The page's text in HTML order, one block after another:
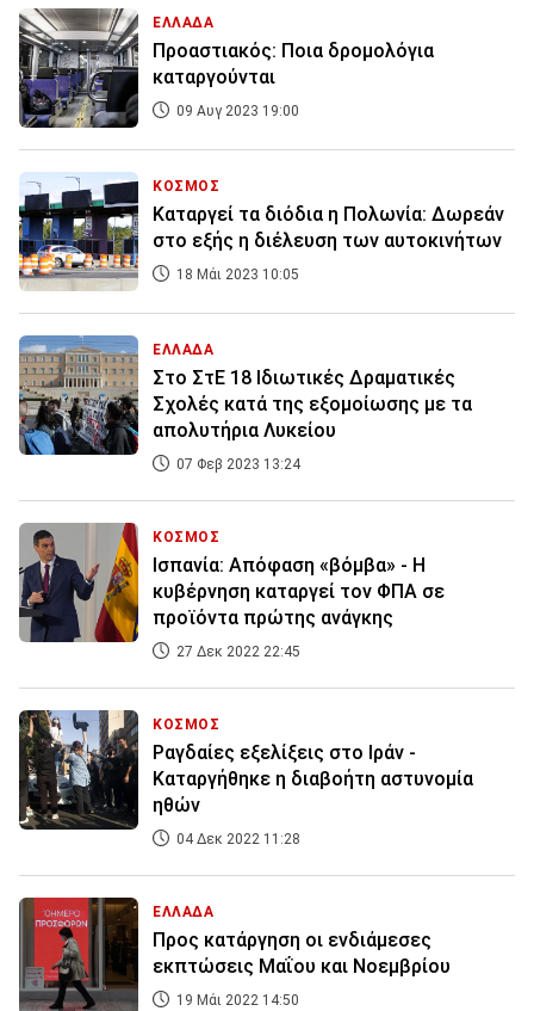
ΕΛΛΑΔΑ
Προαστιακός: Ποια δρομολόγια
καταργούνται
09 Αυγ 2023 19:00
ΚΟΣΜΟΣ
Καταργεί τα διόδια η Πολωνία: Δωρεάν
στο εξής η διέλευση των αυτοκινήτων
18 Μάι 2023 10:05
ΕΛΛΑΔΑ
Στο ΣτΕ 18 Ιδιωτικές Δραματικές
Σχολές κατά της εξομοίωσης με τα
απολυτήρια Λυκείου
07 Φεβ 2023 13:24
ΚΟΣΜΟΣ
Ισπανία: Απόφαση «βόμβα» - Η
κυβέρνηση καταργεί τον ΦΠΑ σε
προϊόντα πρώτης ανάγκης
27 Δεκ 2022 22:45
ΚΟΣΜΟΣ
Ραγδαίες εξελίξεις στο Ιράν -
Καταργήθηκε η διαβοήτη αστυνομία
ηθών
04 Δεκ 2022 11:28
ΕΛΛΑΔΑ
Προς κατάργηση οι ενδιάμεσες
εκπτώσεις Μαΐου και Νοεμβρίου
19 Μάι 2022 14:50